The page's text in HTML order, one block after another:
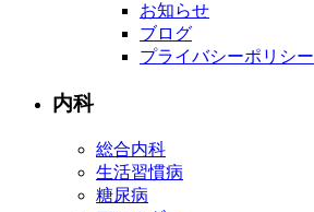
お知らせ
ブログ
プライバシーポリシー
内科
総合内科
生活習慣病
糖尿病